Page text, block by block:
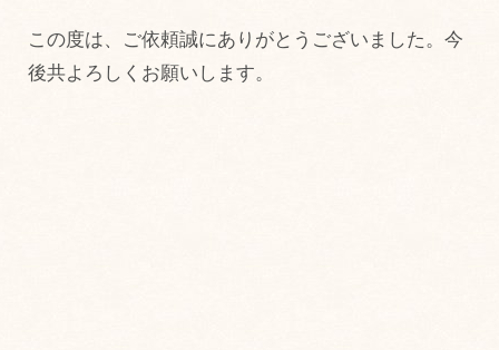
この度は、ご依頼誠にありがとうございました。今
後共よろしくお願いします。